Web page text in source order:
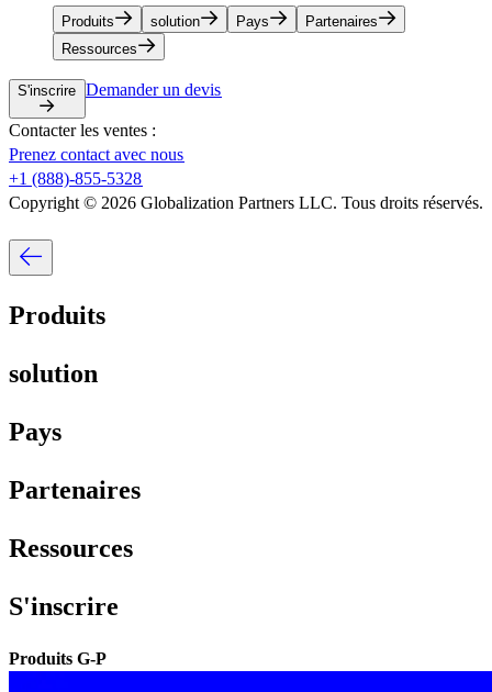
Produits​​ solution​​ Pays​​
Partenaires​​
Ressources​​
S'inscrire​​ Demander un devis​​
Contacter les ventes :​​
Prenez contact avec nous​​
+1 (888)-855-5328​​
Copyright © 2026 Globalization Partners LLC. Tous droits réservés.​​
Produits​​
solution​​
Pays​​
Partenaires​​
Ressources​​
S'inscrire​​
Produits G-P​​